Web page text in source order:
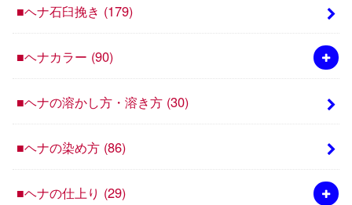
■ヘナ石臼挽き (179)
■ヘナカラー (90)
■ヘナの溶かし方・溶き方 (30)
■ヘナの染め方 (86)
■ヘナの仕上り (29)